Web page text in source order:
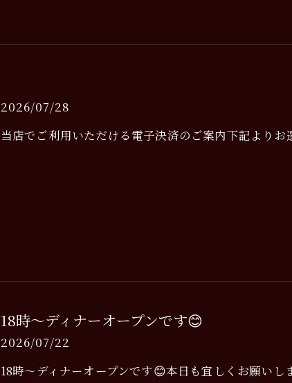
2026/07/28
当店でご利用いただける電子決済のご案内下記よりお
18時〜ディナーオープンです😊
2026/07/22
18時〜ディナーオープンです😊本日も宜しくお願いし